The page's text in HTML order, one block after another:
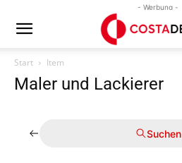
- Werbung -
Start Item
Maler und Lackierer
Suchen